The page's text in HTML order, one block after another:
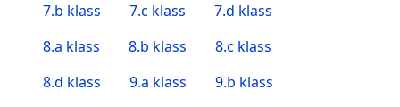
7.b klass
7.c klass
7.d klass
8.a klass
8.b klass
8.c klass
8.d klass
9.a klass
9.b klass